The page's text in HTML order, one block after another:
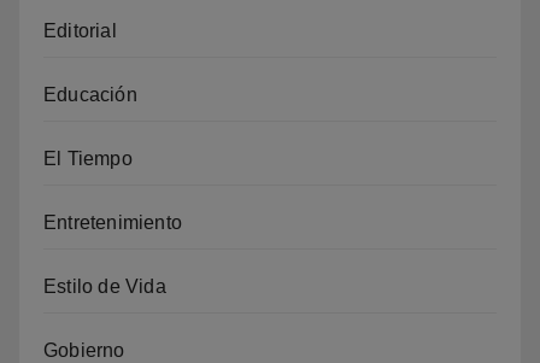
Editorial
Educación
El Tiempo
Entretenimiento
Estilo de Vida
Gobierno